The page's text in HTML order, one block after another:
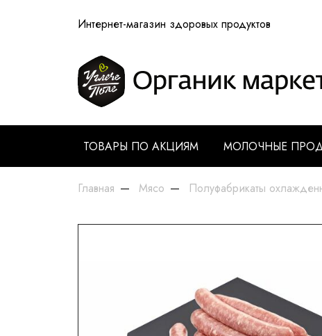
Интернет-магазин здоровых продуктов
ТОВАРЫ ПО АКЦИЯМ МОЛОЧНЫЕ
Главная Мясо Полуфабрикаты